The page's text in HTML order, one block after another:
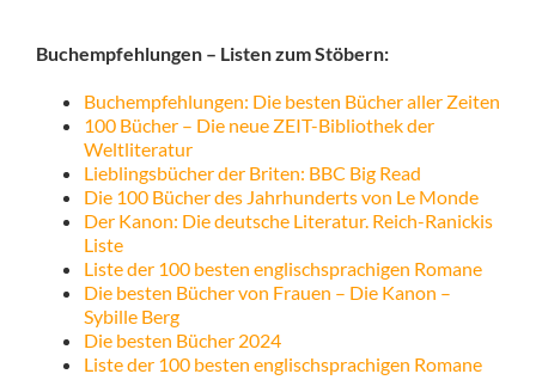
Buchempfehlungen – Listen zum Stöbern:
Buchempfehlungen: Die besten Bücher aller Zeiten
100 Bücher – Die neue ZEIT-Bibliothek der
Weltliteratur
Lieblingsbücher der Briten: BBC Big Read
Die 100 Bücher des Jahrhunderts von Le Monde
Der Kanon: Die deutsche Literatur. Reich-Ranickis
Liste
Liste der 100 besten englischsprachigen Romane
Die besten Bücher von Frauen – Die Kanon –
Sybille Berg
Die besten Bücher 2024
Liste der 100 besten englischsprachigen Romane